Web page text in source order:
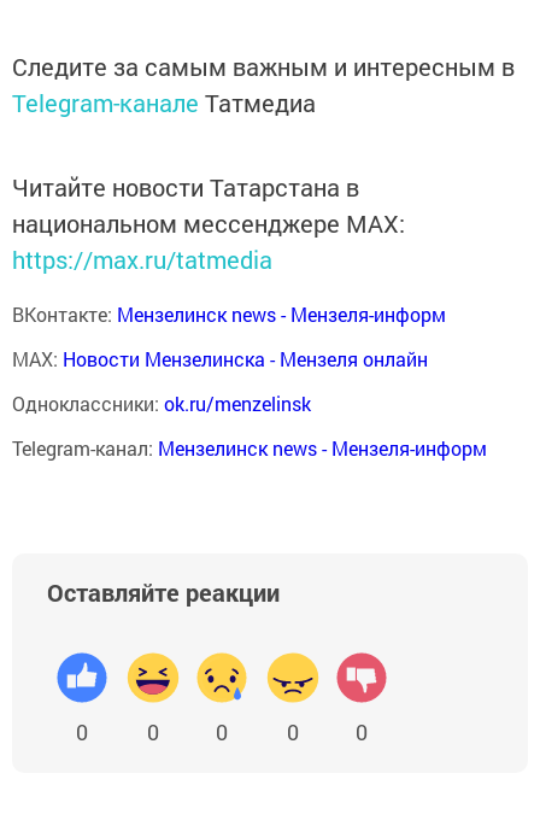
Следите за самым важным и интересным в
Telegram-канале Татмедиа
Читайте новости Татарстана в
национальном мессенджере MАХ:
https://max.ru/tatmedia
ВКонтакте: Мензелинск news - Мензеля-информ
MAX: Новости Мензелинска - Мензеля онлайн
Одноклассники: ok.ru/menzelinsk
Telegram-канал: Мензелинск news - Мензеля-информ
Оставляйте реакции
0 0 0 0 0